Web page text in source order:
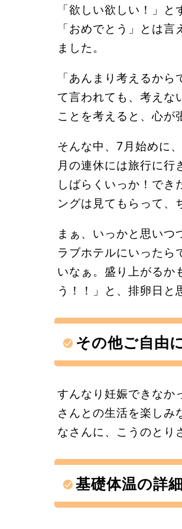
「欲しい欲しい！」
「おめでとう」とは
ました。
「あんまり考えるか
て言われても、考えな
ことを考えると、心が
そんな中、7月始めに
月の連休には旅行に行
しばらくいっか！でき
ングは見てもらって、
まぁ、いっかと思い
ラブホテルにいったら
いなぁ。盛り上がるか
う！！」と、排卵日と
その他ご自由
すんなり妊娠できなか
さんとの生活を楽しみ
なさんに、こうのとり
基礎体温の詳細